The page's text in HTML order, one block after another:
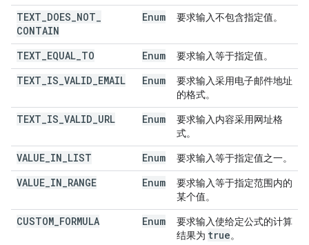
TEXT DOES NOT
CONTAIN
Enum 要求输入不包含指定值。
TEXT EQUAL TO Enum 要求输入等于指定值。
TEXT IS VALID EMAIL Enum
要求输入采用电子邮件地址
的格式。
TEXT IS VALID URL Enum
要求输入内容采用网址格
式。
VALUE IN LIST Enum 要求输入等于指定值之一。
VALUE IN RANGE Enum
要求输入等于指定范围内的
某个值。
CUSTOM FORMULA Enum
要求输入使给定公式的计算
结果为 true。